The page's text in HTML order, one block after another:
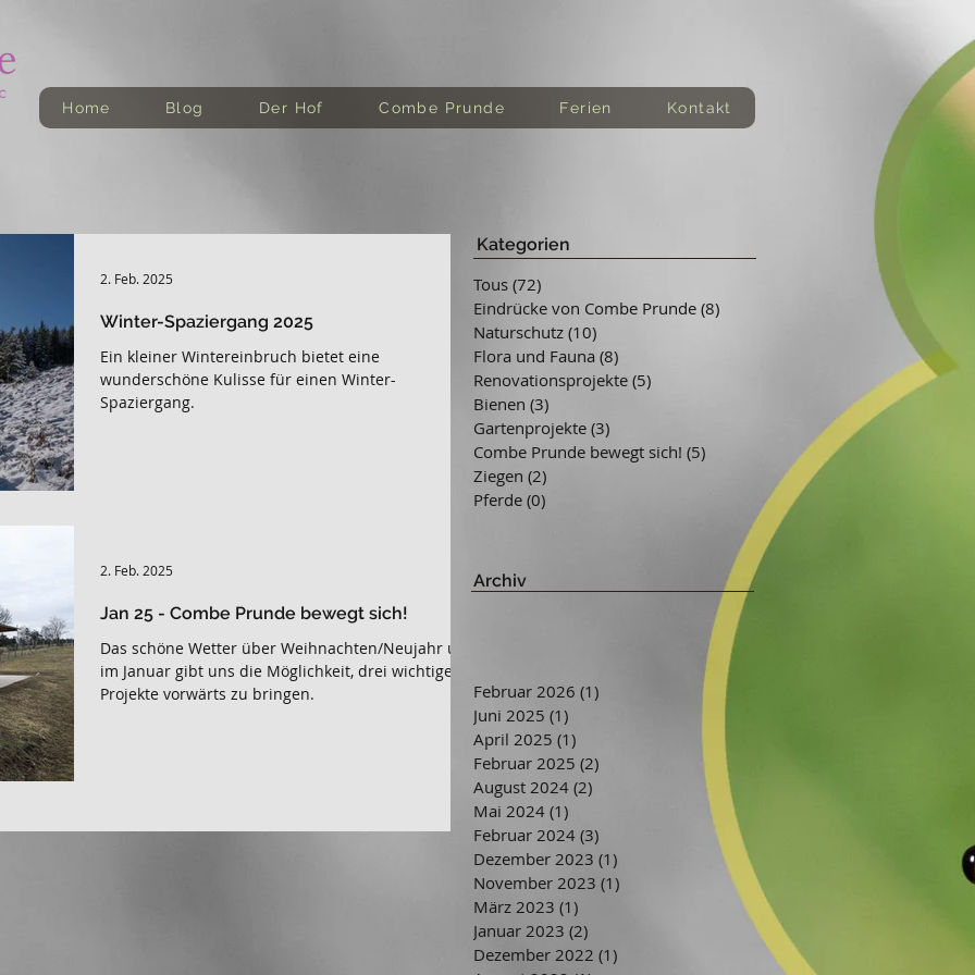
Home Blog Der Hof Combe Prunde Ferien Kontakt
Winter-Spaziergang 2025
Ein kleiner Wintereinbruch bietet eine
wunderschöne Kulisse für einen Winter-
Spaziergang.
2. Feb. 2025
Jan 25 - Combe Prunde bewegt sich!
Das schöne Wetter über Weihnachten/Neujahr und
im Januar gibt uns die Möglichkeit, drei wichtige
Projekte vorwärts zu bringen.
2. Feb. 2025
Kategorien
Tous (72)
Eindrücke von Combe Prunde (8)
Naturschutz (10)
Flora und Fauna (8)
Renovationsprojekte (5)
Bienen (3)
Gartenprojekte (3)
Combe Prunde bewegt sich! (5)
Ziegen (2)
Pferde (0)
Archiv
Februar 2026 (1)
Juni 2025 (1)
April 2025 (1)
Februar 2025 (2)
August 2024 (2)
Mai 2024 (1)
Februar 2024 (3)
Dezember 2023 (1)
November 2023 (1)
März 2023 (1)
Januar 2023 (2)
Dezember 2022 (1)